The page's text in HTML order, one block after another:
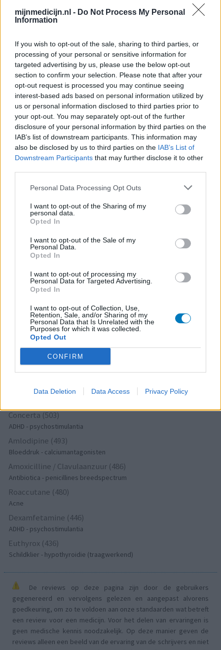
mijnmedicijn.nl - Do Not Process My Personal
Information
If you wish to opt-out of the sale, sharing to third parties, or
processing of your personal or sensitive information for
targeted advertising by us, please use the below opt-out
section to confirm your selection. Please note that after your
opt-out request is processed you may continue seeing
interest-based ads based on personal information utilized by
us or personal information disclosed to third parties prior to
your opt-out. You may separately opt-out of the further
disclosure of your personal information by third parties on the
IAB’s list of downstream participants. This information may
also be disclosed by us to third parties on the IAB’s List of
Downstream Participants that may further disclose it to other
Personal Data Processing Opt Outs
I want to opt-out of the Sharing of my
personal data.
Opted In
I want to opt-out of the Sale of my
Personal Data.
Opted In
I want to opt-out of processing my
Personal Data for Targeted Advertising.
Opted In
I want to opt-out of Collection, Use,
Retention, Sale, and/or Sharing of my
Personal Data that Is Unrelated with the
Purposes for which it was collected.
Opted Out
CONFIRM
Data Deletion Data Access Privacy Policy
Schildklier - hypothyroidie (traagwerkend)
Maagzuur - protonpompremmers
Metoprolol (817)
Bloeddruk - betablokkers
Lyrica (795)
Epilepsie
Furabid (735)
Antibiotica - urineweginfectie
Mirtazapine (731)
Depressie - antidepressiva overig
Amitriptyline (699)
Depressie - antidepressiva TCA
Efexor (665)
Ethinylestradiol / Levonorgestrel (656)
Anticonceptie - eenfase
Escitalopram (647)
Depressie - antidepressiva SSRI
Seroquel (647)
Psychose / schizofrenie - antipsychotica
Amoxicilline (646)
Wellbutrin XR (646)
Verslavingsziekten
Metformine (620)
Diabetes (suikerziekte) - orale middelen
Implanon (hormoonimplantaat) (584)
Anticonceptie - overig
Lexapro (509)
Concerta (503)
ADHD - psychostimulantia
Amlodipine (493)
Bloeddruk - calciumantagonisten
Amoxicilline / Clavulaanzuur (486)
Antibiotica - penicillines breedspectrum
Roaccutane (480)
Acne
Dexamfetamine (446)
ADHD - psychostimulantia
Euthyrox (436)
Schildklier - hypothyroidie (traagwerkend)
De reviews op deze pagina zijn door de gebruikers
gegenereerd en vervolgens gelezen en aangepast alvorens
goedkeuring, om zo te voldoen aan onze standaarden wat betreft
een review voor een medicijn. Voor het delen van ervaringen is
geen medische kennis noodzakelijk. Op deze manier geven de
reviews alleen een beeld van de ervaring van de schrijvers en niet